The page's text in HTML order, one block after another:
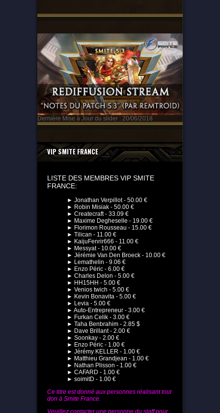
Dernière Mise à Jour du slider : 20/06/2018
VIP SMITE FRANCE
LISTE DES MEMBRES VIP SMITE
FRANCE:
► Jonathan Verpillot - 50.00 €
► Robin Misiak - 50.00 €
► Createcraft - 33.09 €
► Maxime Degheselle - 19.00 €
► Florimon Rousseau - 15.00 €
► Tilican - 11.00 €
► KaijuFenrir666 - 11.00 €
► Messyat - 10.00 €
► Jérémie Van Den Broeck - 10.00 €
► Lemathelin - 9.06 €
► Enzo Péric - 6.00 €
► Charles Delon - 5.00 €
► HH15HH - 5.00 €
► Venios twich - 5.00 €
► Kevin Bonavita - 5.00 €
► Levia - 5.00 €
► Auto-Entrepreneur - 3.00 €
► Furkan Celik - 3.00 €
► Taha Benbrahim - 2.85 $
► Dave Brillant - 2.00 €
► Soonkay - 2.00 €
► Enzo Péric - 1.00 €
► Jérémy KELLER - 1.00 €
► Matthieu Grandjean - 1.00 €
► Nathan Plisson - 1.00 €
► CAFARD - 1.00 €
► soimitD - 1.00 €
Ce titre est donné aux personnes réalisant tout
don à Smite France.
Veuillez contacter une personne du staff pour